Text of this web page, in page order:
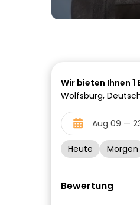
Wir bieten Ihnen 1
Wolfsburg,
Heute Morgen
Bewertung